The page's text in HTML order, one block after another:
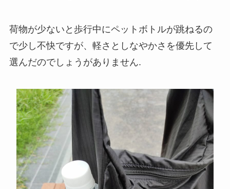
荷物が少ないと歩行中にペットボトルが跳ねるの
で少し不快ですが、軽さとしなやかさを優先して
選んだのでしょうがありません.